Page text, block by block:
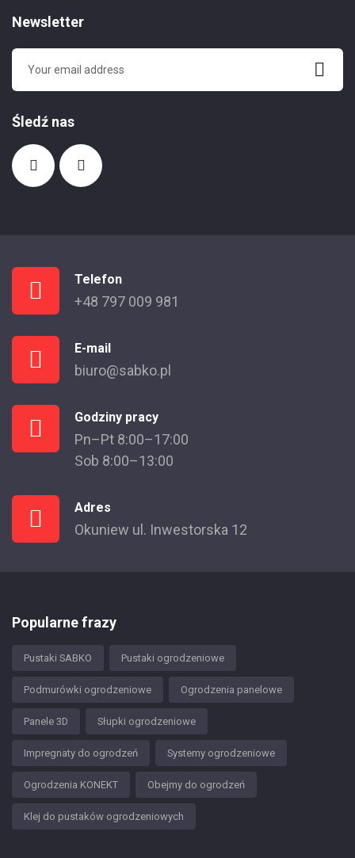
Newsletter
Śledź nas
Telefon
+48 797 009 981
E-mail
biuro@sabko.pl
Godziny pracy
Pn–Pt 8:00–17:00
Sob 8:00–13:00
Adres
Okuniew ul. Inwestorska 12
Popularne frazy
Pustaki SABKO Pustaki ogrodzeniowe
Podmurówki ogrodzeniowe Ogrodzenia panelowe
Panele 3D Słupki ogrodzeniowe
Impregnaty do ogrodzeń Systemy ogrodzeniowe
Ogrodzenia KONEKT Obejmy do ogrodzeń
Klej do pustaków ogrodzeniowych